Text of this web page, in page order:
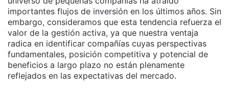
importantes flujos de inversión en los últimos años. Sin
embargo, consideramos que esta tendencia refuerza el
valor de la gestión activa, ya que nuestra ventaja
radica en identificar compañías cuyas perspectivas
fundamentales, posición competitiva y potencial de
beneficios a largo plazo no están plenamente
reflejados en las expectativas del mercado.